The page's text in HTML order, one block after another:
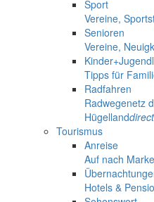
Sport
Vereine,
Senioren
Vereine,
Tipps für
Radfahren
Radwegenetz
Hügelland
Tourismus
Anreise
Auf nach
Hotels &